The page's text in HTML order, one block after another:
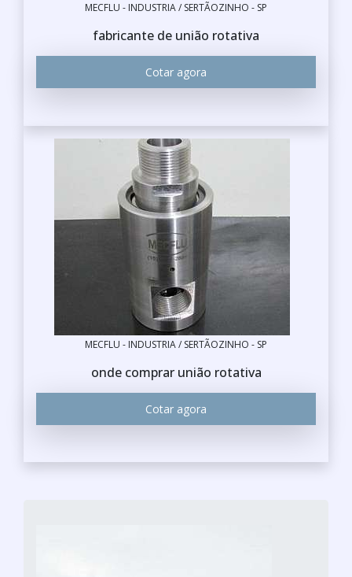
MECFLU - INDUSTRIA / SERTÃOZINHO - SP
fabricante de união rotativa
Cotar agora
MECFLU - INDUSTRIA / SERTÃOZINHO - SP
onde comprar união rotativa
Cotar agora